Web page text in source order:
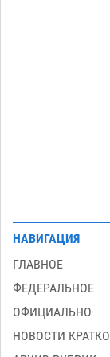
НАВИГАЦИЯ
ГЛАВНОЕ
ФЕДЕРАЛЬНОЕ
ОФИЦИАЛЬНО
НОВОСТИ КРАТКО